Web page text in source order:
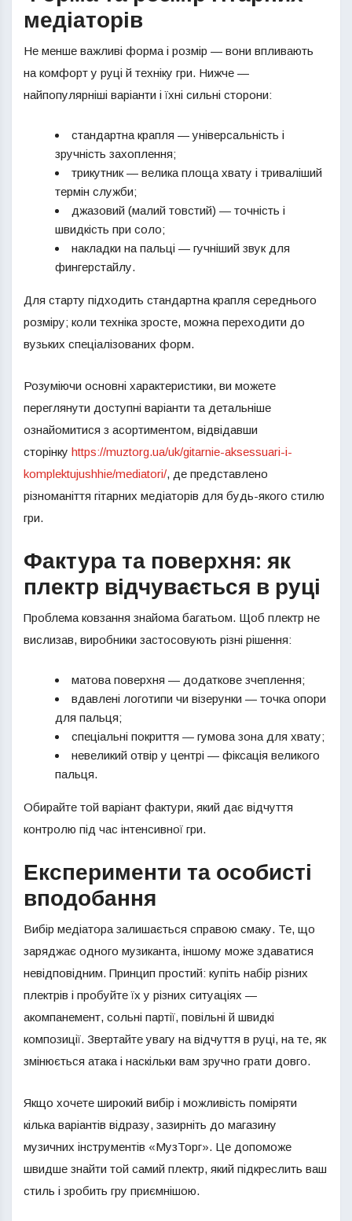
медіаторів
Не менше важливі форма і розмір — вони впливають
на комфорт у руці й техніку гри. Нижче —
найпопулярніші варіанти і їхні сильні сторони:
стандартна крапля — універсальність і
зручність захоплення;
трикутник — велика площа хвату і триваліший
термін служби;
джазовий (малий товстий) — точність і
швидкість при соло;
накладки на пальці — гучніший звук для
фингерстайлу.
Для старту підходить стандартна крапля середнього
розміру; коли техніка зросте, можна переходити до
вузьких спеціалізованих форм.
Розуміючи основні характеристики, ви можете
переглянути доступні варіанти та детальніше
ознайомитися з асортиментом, відвідавши
сторінку https://muztorg.ua/uk/gitarnie-aksessuari-i-
komplektujushhie/mediatori/, де представлено
різноманіття гітарних медіаторів для будь-якого стилю
гри.
Фактура та поверхня: як
плектр відчувається в руці
Проблема ковзання знайома багатьом. Щоб плектр не
вислизав, виробники застосовують різні рішення:
матова поверхня — додаткове зчеплення;
вдавлені логотипи чи візерунки — точка опори
для пальця;
спеціальні покриття — гумова зона для хвату;
невеликий отвір у центрі — фіксація великого
пальця.
Обирайте той варіант фактури, який дає відчуття
контролю під час інтенсивної гри.
Експерименти та особисті
вподобання
Вибір медіатора залишається справою смаку. Те, що
заряджає одного музиканта, іншому може здаватися
невідповідним. Принцип простий: купіть набір різних
плектрів і пробуйте їх у різних ситуаціях —
акомпанемент, сольні партії, повільні й швидкі
композиції. Звертайте увагу на відчуття в руці, на те, як
змінюється атака і наскільки вам зручно грати довго.
Якщо хочете широкий вибір і можливість поміряти
кілька варіантів відразу, зазирніть до магазину
музичних інструментів «МузТорг». Це допоможе
швидше знайти той самий плектр, який підкреслить ваш
стиль і зробить гру приємнішою.